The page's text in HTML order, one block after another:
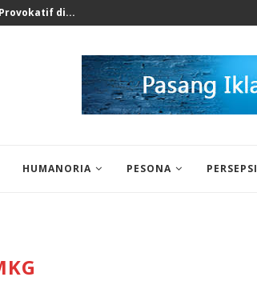
Swasta...
HUMANORIA PESONA PERSEPSI